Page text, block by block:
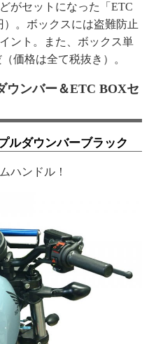
がセットになった「ETC
）。ボックスには盗難防止
ント。また、ボックス単
価格は全て税抜き）。
ウンバー＆ETC BOXセ
ルダウンバーブラック
ハンドル！